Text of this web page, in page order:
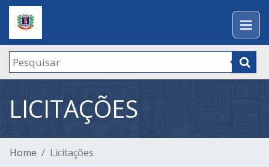
LICITAÇÕES
Home Licitações